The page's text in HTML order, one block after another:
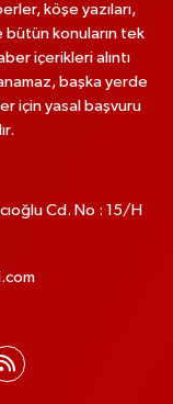
köşe yazıları,
konuların tek
içerikleri alıntı
başka yerde
için yasal başvuru
Cd. No : 15/H